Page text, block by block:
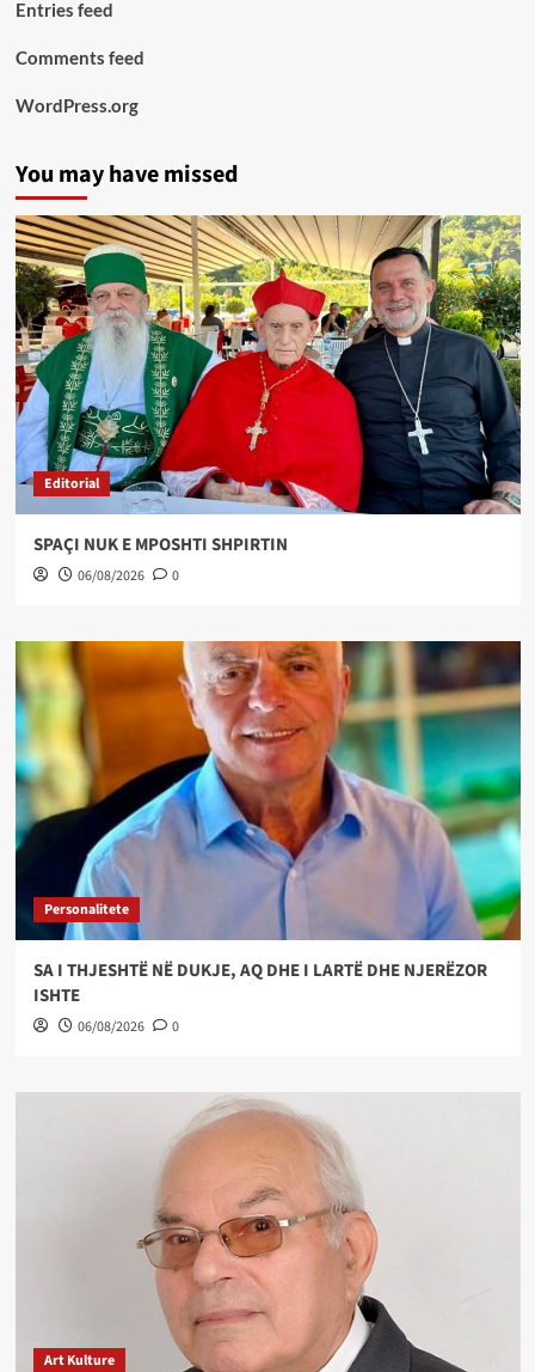
Entries feed
Comments feed
WordPress.org
You may have missed
Editorial
SPAÇI NUK E MPOSHTI SHPIRTIN
06/08/2026 0
Personalitete
SA I THJESHTË NË DUKJE, AQ DHE I LARTË DHE NJERËZOR
ISHTE
06/08/2026 0
Art Kulture